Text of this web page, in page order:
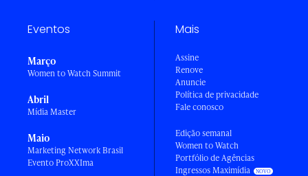
Eventos
Março
Women to Watch Summit
Abril
Mídia Master
Maio
Marketing Network Brasil
Evento ProXXIma
Mais
Assine
Renove
Anuncie
Política de privacidade
Fale conosco
Edição semanal
Women to Watch
Portfólio de Agências
Ingressos Maximídia